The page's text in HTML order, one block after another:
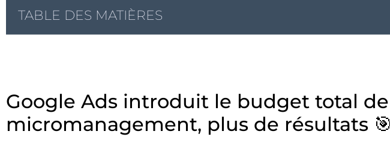
TABLE DES MATIÈRES
Google Ads introduit le budget total
micromanagement, plus de résultats 🎯